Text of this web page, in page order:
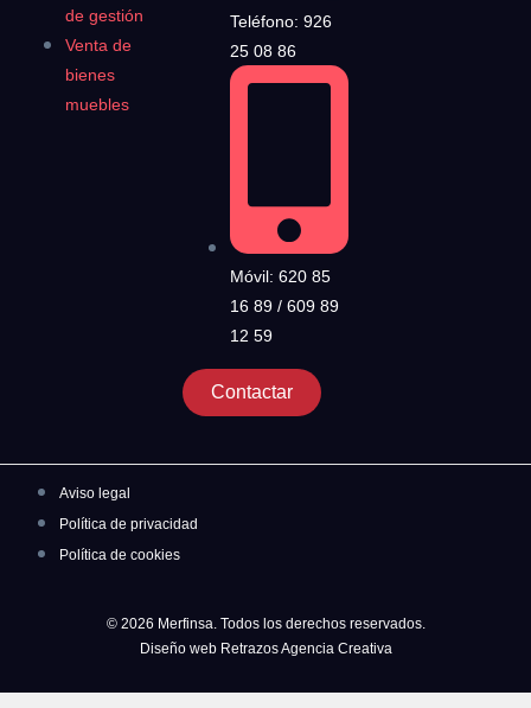
de gestión
Venta de
bienes
muebles
Teléfono: 926
25 08 86
Móvil: 620 85
16 89 / 609 89
12 59
Contactar
Aviso legal
Política de privacidad
Política de cookies
© 2026 Merfinsa. Todos los derechos reservados.
Diseño web Retrazos Agencia Creativa